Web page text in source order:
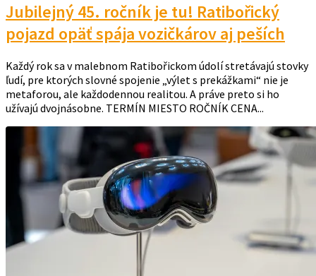
Jubilejný 45. ročník je tu! Ratibořický
pojazd opäť spája vozičkárov aj peších
Každý rok sa v malebnom Ratibořickom údolí stretávajú stovky
ľudí, pre ktorých slovné spojenie „výlet s prekážkami“ nie je
metaforou, ale každodennou realitou. A práve preto si ho
užívajú dvojnásobne. TERMÍN MIESTO ROČNÍK CENA...